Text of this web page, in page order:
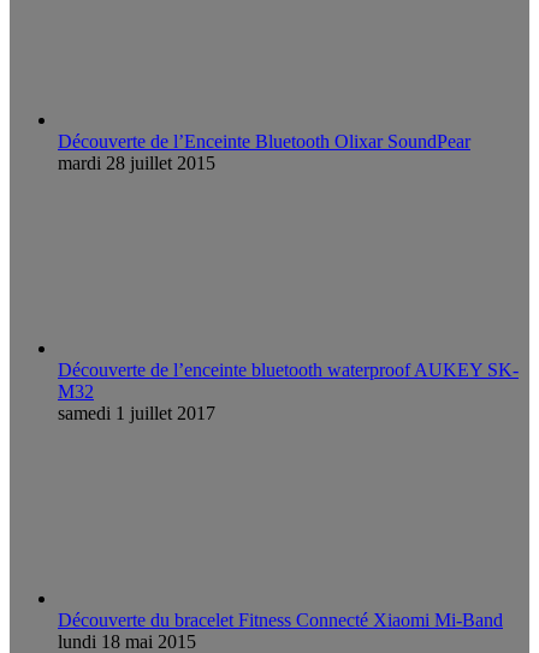
Découverte de l’Enceinte Bluetooth Olixar SoundPear
mardi 28 juillet 2015
Découverte de l’enceinte bluetooth waterproof AUKEY SK-
M32
samedi 1 juillet 2017
Découverte du bracelet Fitness Connecté Xiaomi Mi-Band
lundi 18 mai 2015